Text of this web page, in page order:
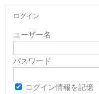
ログイン
ユーザー名
パスワード
ログイン情報を記憶